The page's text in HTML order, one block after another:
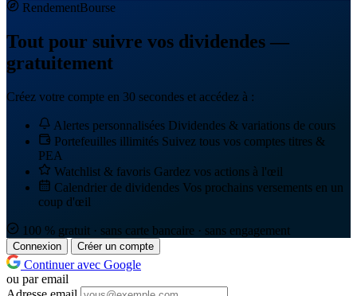
RendementBourse
Tout pour suivre vos dividendes —
gratuitement
Créez votre compte en 30 secondes et accédez à :
Alertes personnalisées Dividendes & variations de cours
Portefeuilles illimités Suivez tous vos comptes titres &
PEA
Watchlist & favoris Gardez vos actions à l'œil
Calendrier de dividendes Vos prochains versements en un
coup d'œil
100 % gratuit · sans carte bancaire · sans engagement
Connexion Créer un compte
Continuer avec Google
ou par email